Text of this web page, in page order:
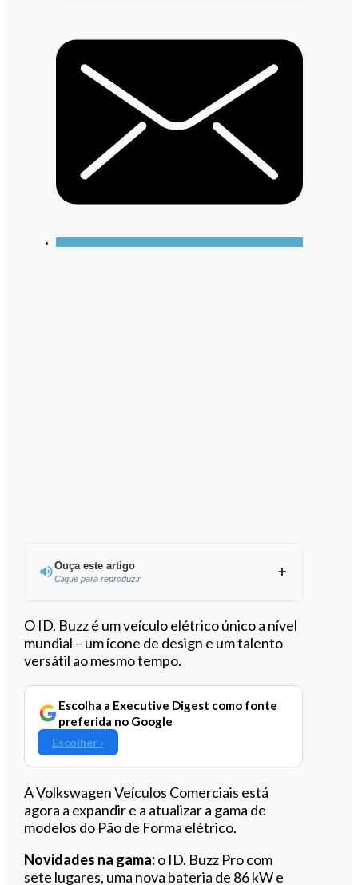
Ouça este artigo
Clique para reproduzir
Ouvir este artigo
O ID. Buzz é um veículo elétrico único a nível
mundial – um ícone de design e um talento
versátil ao mesmo tempo.
Escolha a Executive Digest como fonte
preferida no Google
Escolher ›
A Volkswagen Veículos Comerciais está
agora a expandir e a atualizar a gama de
modelos do Pão de Forma elétrico.
Novidades na gama:o ID. Buzz Pro com
sete lugares, uma nova bateria de 86 kW e